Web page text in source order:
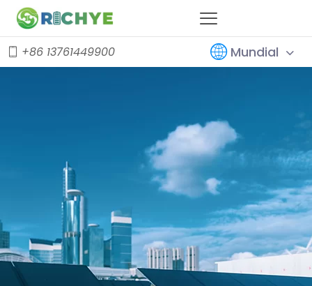
+86 13761449900 Mundial